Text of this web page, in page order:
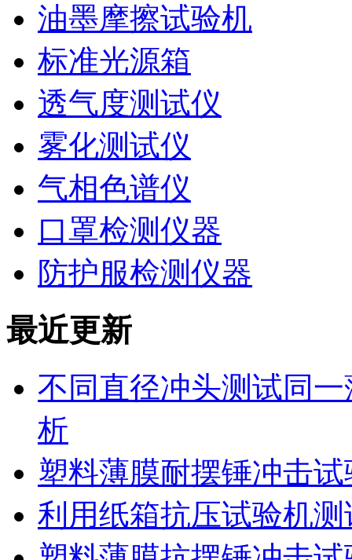
油墨摩擦试验机
标准光源箱
透气度测试仪
雾化测试仪
气相色谱仪
口罩检测仪器
防护服检测仪器
最近更新
不同直径冲头测试同
析
塑料薄膜耐摆锤冲击
利用纸箱抗压试验机